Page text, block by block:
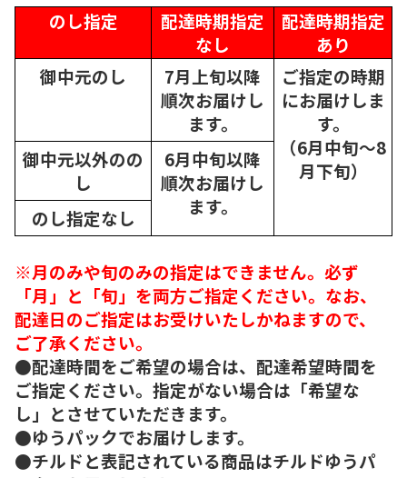
のし指定
配達時期指定
なし
配達時期指定
あり
御中元のし
7月上旬以降
順次お届けし
ます。
ご指定の時期
にお届けしま
す。
（6月中旬～8
月下旬）
御中元以外のの
し
6月中旬以降
順次お届けし
ます。
のし指定なし
※月のみや旬のみの指定はできません。必ず
「月」と「旬」を両方ご指定ください。なお、
配達日のご指定はお受けいたしかねますので、
ご了承ください。
●配達時間をご希望の場合は、配達希望時間を
ご指定ください。指定がない場合は「希望な
し」とさせていただきます。
●ゆうパックでお届けします。
●チルドと表記されている商品はチルドゆうパ